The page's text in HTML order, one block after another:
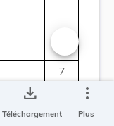
7
Changer la
save_alt
Téléchargement
more_vert
Plus